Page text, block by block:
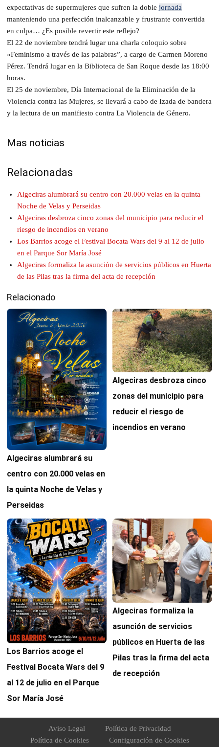
expectativas de supermujeres que sufren la doble jornada
manteniendo una perfección inalcanzable y frustrante convertida
en culpa… ¿Es posible revertir este reflejo?
El 22 de noviembre tendrá lugar una charla coloquio sobre
«Feminismo a través de las palabras”, a cargo de Carmen Moreno
Pérez. Tendrá lugar en la Biblioteca de San Roque desde las 18:00
horas.
El 25 de noviembre, Día Internacional de la Eliminación de la
Violencia contra las Mujeres, se llevará a cabo de Izada de bandera
y la lectura de un manifiesto contra La Violencia de Género.
Mas noticias
Relacionadas
Algeciras alumbrará su centro con 20.000 velas en la quinta
Noche de Velas y Perseidas
Algeciras desbroza cinco zonas del municipio para reducir el
riesgo de incendios en verano
Los Barrios acoge el Festival Bocata Wars del 9 al 12 de julio
en el Parque Sor María José
Algeciras formaliza la asunción de servicios públicos en Huerta
de las Pilas tras la firma del acta de recepción
Relacionado
Algeciras alumbrará su
centro con 20.000 velas en
la quinta Noche de Velas y
Perseidas
Algeciras desbroza cinco
zonas del municipio para
reducir el riesgo de
incendios en verano
Los Barrios acoge el
Festival Bocata Wars del 9
al 12 de julio en el Parque
Sor María José
Algeciras formaliza la
asunción de servicios
públicos en Huerta de las
Pilas tras la firma del acta
de recepción
Aviso Legal
Política de Privacidad
Política de Cookies
Configuración de Cookies